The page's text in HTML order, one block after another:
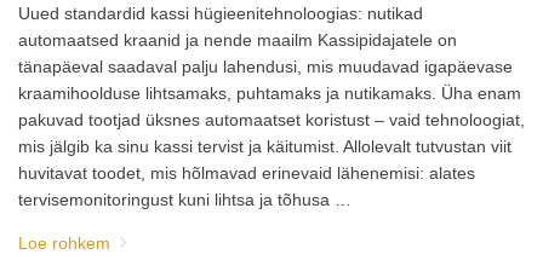
Uued standardid kassi hügieenitehnoloogias: nutikad
automaatsed kraanid ja nende maailm Kassipidajatele on
tänapäeval saadaval palju lahendusi, mis muudavad igapäevase
kraamihoolduse lihtsamaks, puhtamaks ja nutikamaks. Üha enam
pakuvad tootjad üksnes automaatset koristust – vaid tehnoloogiat,
mis jälgib ka sinu kassi tervist ja käitumist. Allolevalt tutvustan viit
huvitavat toodet, mis hõlmavad erinevaid lähenemisi: alates
tervisemonitoringust kuni lihtsa ja tõhusa …
Loe rohkem